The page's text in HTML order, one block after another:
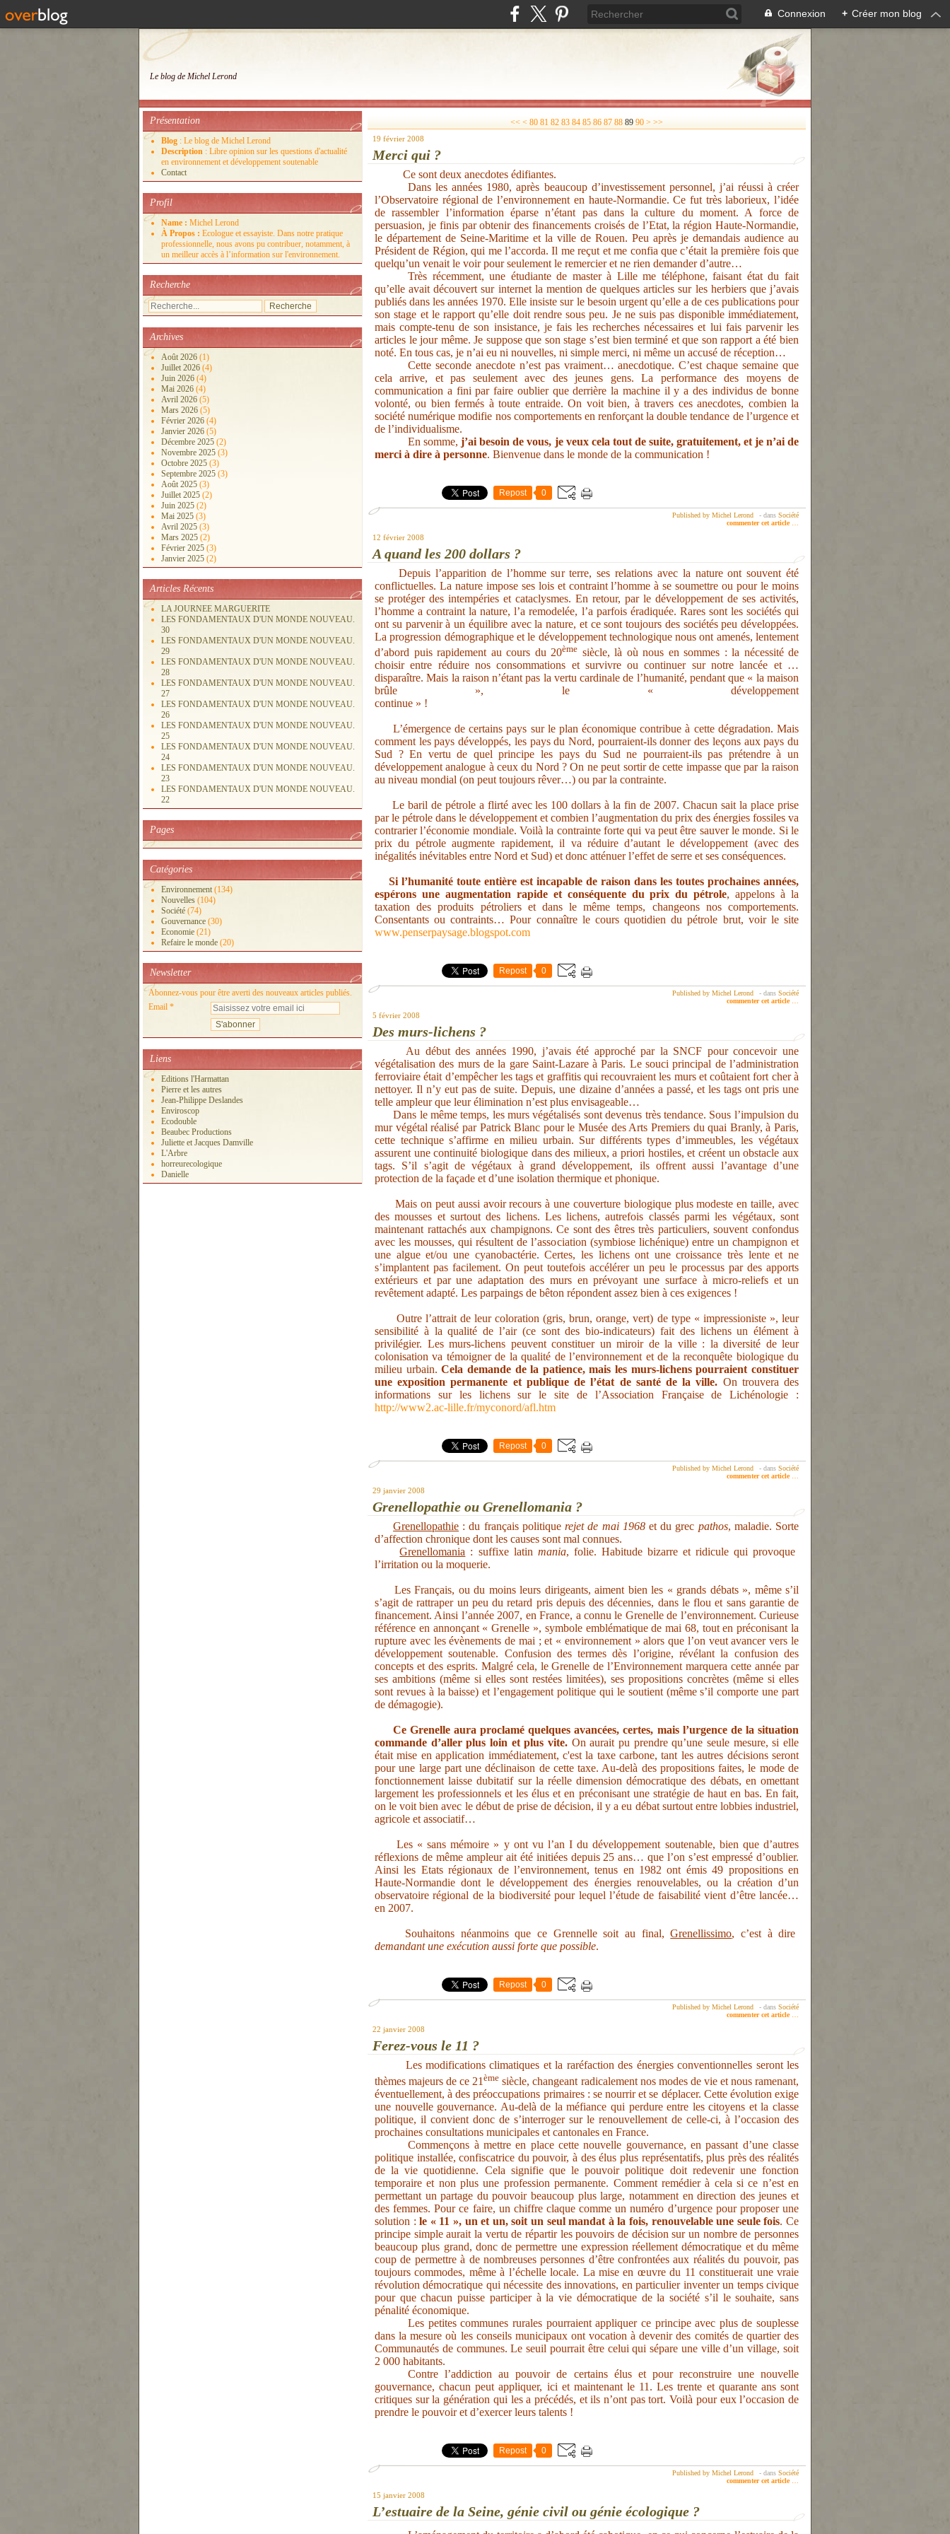
Connexion + Créer mon blog
Le blog de Michel Lerond
Présentation
Blog : Le blog de Michel Lerond
Description : Libre opinion sur les questions d'actualité
en environnement et développement soutenable
Contact
Profil
Name : Michel Lerond
À Propos : Ecologue et essayiste. Dans notre pratique
professionnelle, nous avons pu contribuer, notamment, à
un meilleur accès à l’information sur l'environnement.
Recherche
Archives
Août 2026 (1)
Juillet 2026 (4)
Juin 2026 (4)
Mai 2026 (4)
Avril 2026 (5)
Mars 2026 (5)
Février 2026 (4)
Janvier 2026 (5)
Décembre 2025 (2)
Novembre 2025 (3)
Octobre 2025 (3)
Septembre 2025 (3)
Août 2025 (3)
Juillet 2025 (2)
Juin 2025 (2)
Mai 2025 (3)
Avril 2025 (3)
Mars 2025 (2)
Février 2025 (3)
Janvier 2025 (2)
Articles Récents
LA JOURNEE MARGUERITE
LES FONDAMENTAUX D'UN MONDE NOUVEAU.
30
LES FONDAMENTAUX D'UN MONDE NOUVEAU.
29
LES FONDAMENTAUX D'UN MONDE NOUVEAU.
28
LES FONDAMENTAUX D'UN MONDE NOUVEAU.
27
LES FONDAMENTAUX D'UN MONDE NOUVEAU.
26
LES FONDAMENTAUX D'UN MONDE NOUVEAU.
25
LES FONDAMENTAUX D'UN MONDE NOUVEAU.
24
LES FONDAMENTAUX D'UN MONDE NOUVEAU.
23
LES FONDAMENTAUX D'UN MONDE NOUVEAU.
22
Pages
Catégories
Environnement (134)
Nouvelles (104)
Société (74)
Gouvernance (30)
Economie (21)
Refaire le monde (20)
Newsletter
Abonnez-vous pour être averti des nouveaux articles publiés.
Email
Liens
Editions l'Harmattan
Pierre et les autres
Jean-Philippe Deslandes
Enviroscop
Ecodouble
Beaubec Productions
Juliette et Jacques Damville
L'Arbre
horreurecologique
Danielle
<< < 10
20
30
40
50
60
70
80 81 82 83 84 85 86 87 88 89 90 > >>
19 février 2008
Merci qui ?
Ce sont deux anecdotes édifiantes.
Dans les années 1980, après beaucoup d’investissement personnel, j’ai réussi à créer
l’Observatoire régional de l’environnement en haute-Normandie. Ce fut très laborieux, l’idée
de rassembler l’information éparse n’étant pas dans la culture du moment. A force de
persuasion, je finis par obtenir des financements croisés de l’Etat, la région Haute-Normandie,
le département de Seine-Maritime et la ville de Rouen. Peu après je demandais audience au
Président de Région, qui me l’accorda. Il me reçut et me confia que c’était la première fois que
quelqu’un venait le voir pour seulement le remercier et ne rien demander d’autre…
Très récemment, une étudiante de master à Lille me téléphone, faisant état du fait
qu’elle avait découvert sur internet la mention de quelques articles sur les herbiers que j’avais
publiés dans les années 1970. Elle insiste sur le besoin urgent qu’elle a de ces publications pour
son stage et le rapport qu’elle doit rendre sous peu. Je ne suis pas disponible immédiatement,
mais compte-tenu de son insistance, je fais les recherches nécessaires et lui fais parvenir les
articles le jour même. Je suppose que son stage s’est bien terminé et que son rapport a été bien
noté. En tous cas, je n’ai eu ni nouvelles, ni simple merci, ni même un accusé de réception…
Cette seconde anecdote n’est pas vraiment… anecdotique. C’est chaque semaine que
cela arrive, et pas seulement avec des jeunes gens. La performance des moyens de
communication a fini par faire oublier que derrière la machine il y a des individus de bonne
volonté, ou bien fermés à toute entraide. On voit bien, à travers ces anecdotes, combien la
société numérique modifie nos comportements en renforçant la double tendance de l’urgence et
de l’individualisme.
En somme,j’ai besoin de vous, je veux cela tout de suite, gratuitement, et je n’ai de
merci à dire à personne. Bienvenue dans le monde de la communication !
Repost 0
Published by Michel Lerond - dans Société
commenter cet article
12 février 2008
A quand les 200 dollars ?
Depuis l’apparition de l’homme sur terre, ses relations avec la nature ont souvent été
conflictuelles. La nature impose ses lois et contraint l’homme à se soumettre ou pour le moins
se protéger des intempéries et cataclysmes. En retour, par le développement de ses activités,
l’homme a contraint la nature, l’a remodelée, l’a parfois éradiquée. Rares sont les sociétés qui
ont su parvenir à un équilibre avec la nature, et ce sont toujours des sociétés peu développées.
La progression démographique et le développement technologique nous ont amenés, lentement
d’abord puis rapidement au cours du 20ème siècle, là où nous en sommes : la nécessité de
choisir entre réduire nos consommations et survivre ou continuer sur notre lancée et …
disparaître. Mais la raison n’étant pas la vertu cardinale de l’humanité, pendant que « la maison
brûle », le « développement
continue » !
L’émergence de certains pays sur le plan économique contribue à cette dégradation. Mais
comment les pays développés, les pays du Nord, pourraient-ils donner des leçons aux pays du
Sud ? En vertu de quel principe les pays du Sud ne pourraient-ils pas prétendre à un
développement analogue à ceux du Nord ? On ne peut sortir de cette impasse que par la raison
au niveau mondial (on peut toujours rêver…) ou par la contrainte.
Le baril de pétrole a flirté avec les 100 dollars à la fin de 2007. Chacun sait la place prise
par le pétrole dans le développement et combien l’augmentation du prix des énergies fossiles va
contrarier l’économie mondiale. Voilà la contrainte forte qui va peut être sauver le monde. Si le
prix du pétrole augmente rapidement, il va réduire d’autant le développement (avec des
inégalités inévitables entre Nord et Sud) et donc atténuer l’effet de serre et ses conséquences.
Si l’humanité toute entière est incapable de raison dans les toutes prochaines années,
espérons une augmentation rapide et conséquente du prix du pétrole, appelons à la
taxation des produits pétroliers et dans le même temps, changeons nos comportements.
Consentants ou contraints… Pour connaître le cours quotidien du pétrole brut, voir le site
www.penserpaysage.blogspot.com
Repost 0
Published by Michel Lerond - dans Société
commenter cet article …
5 février 2008
Des murs-lichens ?
Au début des années 1990, j’avais été approché par la SNCF pour concevoir une
végétalisation des murs de la gare Saint-Lazare à Paris. Le souci principal de l’administration
ferroviaire était d’empêcher les tags et graffitis qui recouvraient les murs et coûtaient fort cher à
nettoyer. Il n’y eut pas de suite. Depuis, une dizaine d’années a passé, et les tags ont pris une
telle ampleur que leur élimination n’est plus envisageable…
Dans le même temps, les murs végétalisés sont devenus très tendance. Sous l’impulsion du
mur végétal réalisé par Patrick Blanc pour le Musée des Arts Premiers du quai Branly, à Paris,
cette technique s’affirme en milieu urbain. Sur différents types d’immeubles, les végétaux
assurent une continuité biologique dans des milieux, a priori hostiles, et créent un obstacle aux
tags. S’il s’agit de végétaux à grand développement, ils offrent aussi l’avantage d’une
protection de la façade et d’une isolation thermique et phonique.
Mais on peut aussi avoir recours à une couverture biologique plus modeste en taille, avec
des mousses et surtout des lichens. Les lichens, autrefois classés parmi les végétaux, sont
maintenant rattachés aux champignons. Ce sont des êtres très particuliers, souvent confondus
avec les mousses, qui résultent de l’association (symbiose lichénique) entre un champignon et
une algue et/ou une cyanobactérie. Certes, les lichens ont une croissance très lente et ne
s’implantent pas facilement. On peut toutefois accélérer un peu le processus par des apports
extérieurs et par une adaptation des murs en prévoyant une surface à micro-reliefs et un
revêtement adapté. Les parpaings de bêton répondent assez bien à ces exigences !
Outre l’attrait de leur coloration (gris, brun, orange, vert) de type « impressioniste », leur
sensibilité à la qualité de l’air (ce sont des bio-indicateurs) fait des lichens un élément à
privilégier. Les murs-lichens peuvent constituer un miroir de la ville : la diversité de leur
colonisation va témoigner de la qualité de l’environnement et de la reconquête biologique du
milieu urbain. Cela demande de la patience, mais les murs-lichens pourraient constituer
une exposition permanente et publique de l’état de santé de la ville. On trouvera des
informations sur les lichens sur le site de l’Association Française de Lichénologie :
http://www2.ac-lille.fr/myconord/afl.htm
Repost 0
Published by Michel Lerond - dans Société
commenter cet article …
29 janvier 2008
Grenellopathie ou Grenellomania ?
Grenellopathie : du français politiquerejet de mai 1968et du grec pathos, maladie. Sorte
d’affection chronique dont les causes sont mal connues.
Grenellomania : suffixe latin mania, folie. Habitude bizarre et ridicule qui provoque
l’irritation ou la moquerie.
Les Français, ou du moins leurs dirigeants, aiment bien les « grands débats », même s’il
s’agit de rattraper un peu du retard pris depuis des décennies, dans le flou et sans garantie de
financement. Ainsi l’année 2007, en France, a connu le Grenelle de l’environnement. Curieuse
référence en annonçant « Grenelle », symbole emblématique de mai 68, tout en préconisant la
rupture avec les évènements de mai ; et « environnement » alors que l’on veut avancer vers le
développement soutenable. Confusion des termes dès l’origine, révélant la confusion des
concepts et des esprits. Malgré cela, le Grenelle de l’Environnement marquera cette année par
ses ambitions (même si elles sont restées limitées), ses propositions concrètes (même si elles
sont revues à la baisse) et l’engagement politique qui le soutient (même s’il comporte une part
de démagogie).
Ce Grenelle aura proclamé quelques avancées, certes, mais l’urgence de la situation
commande d’aller plus loin et plus vite. On aurait pu prendre qu’une seule mesure, si elle
était mise en application immédiatement, c'est la taxe carbone, tant les autres décisions seront
pour une large part une déclinaison de cette taxe. Au-delà des propositions faites, le mode de
fonctionnement laisse dubitatif sur la réelle dimension démocratique des débats, en omettant
largement les professionnels et les élus et en préconisant une stratégie de haut en bas. En fait,
on le voit bien avec le début de prise de décision, il y a eu débat surtout entre lobbies industriel,
agricole et associatif…
Les « sans mémoire » y ont vu l’an I du développement soutenable, bien que d’autres
réflexions de même ampleur ait été initiées depuis 25 ans… que l’on s’est empressé d’oublier.
Ainsi les Etats régionaux de l’environnement, tenus en 1982 ont émis 49 propositions en
Haute-Normandie dont le développement des énergies renouvelables, ou la création d’un
observatoire régional de la biodiversité pour lequel l’étude de faisabilité vient d’être lancée…
en 2007.
Souhaitons néanmoins que ce Grennelle soit au final,Grenellissimo, c’est à dire
demandant une exécution aussi forte que possible.
Repost 0
Published by Michel Lerond - dans Société
commenter cet article …
22 janvier 2008
Ferez-vous le 11 ?
Les modifications climatiques et la raréfaction des énergies conventionnelles seront les
thèmes majeurs de ce 21ème siècle, changeant radicalement nos modes de vie et nous ramenant,
éventuellement, à des préoccupations primaires : se nourrir et se déplacer. Cette évolution exige
une nouvelle gouvernance. Au-delà de la méfiance qui perdure entre les citoyens et la classe
politique, il convient donc de s’interroger sur le renouvellement de celle-ci, à l’occasion des
prochaines consultations municipales et cantonales en France.
Commençons à mettre en place cette nouvelle gouvernance, en passant d’une classe
politique installée, confiscatrice du pouvoir, à des élus plus représentatifs, plus près des réalités
de la vie quotidienne. Cela signifie que le pouvoir politique doit redevenir une fonction
temporaire et non plus une profession permanente. Comment remédier à cela si ce n’est en
permettant un partage du pouvoir beaucoup plus large, notamment en direction des jeunes et
des femmes. Pour ce faire, un chiffre claque comme un numéro d’urgence pour proposer une
solution :le « 11 », un et un, soit un seul mandat à la fois, renouvelable une seule fois. Ce
principe simple aurait la vertu de répartir les pouvoirs de décision sur un nombre de personnes
beaucoup plus grand, donc de permettre une expression réellement démocratique et du même
coup de permettre à de nombreuses personnes d’être confrontées aux réalités du pouvoir, pas
toujours commodes, même à l’échelle locale. La mise en œuvre du 11 constituerait une vraie
révolution démocratique qui nécessite des innovations, en particulier inventer un temps civique
pour que chacun puisse participer à la vie démocratique de la société s’il le souhaite, sans
pénalité économique.
Les petites communes rurales pourraient appliquer ce principe avec plus de souplesse
dans la mesure où les conseils municipaux ont vocation à devenir des comités de quartier des
Communautés de communes. Le seuil pourrait être celui qui sépare une ville d’un village, soit
2 000 habitants.
Contre l’addiction au pouvoir de certains élus et pour reconstruire une nouvelle
gouvernance, chacun peut appliquer, ici et maintenant le 11. Les trente et quarante ans sont
critiques sur la génération qui les a précédés, et ils n’ont pas tort. Voilà pour eux l’occasion de
prendre le pouvoir et d’exercer leurs talents !
Repost 0
Published by Michel Lerond - dans Société
commenter cet article
15 janvier 2008
L’estuaire de la Seine, génie civil ou génie écologique ?